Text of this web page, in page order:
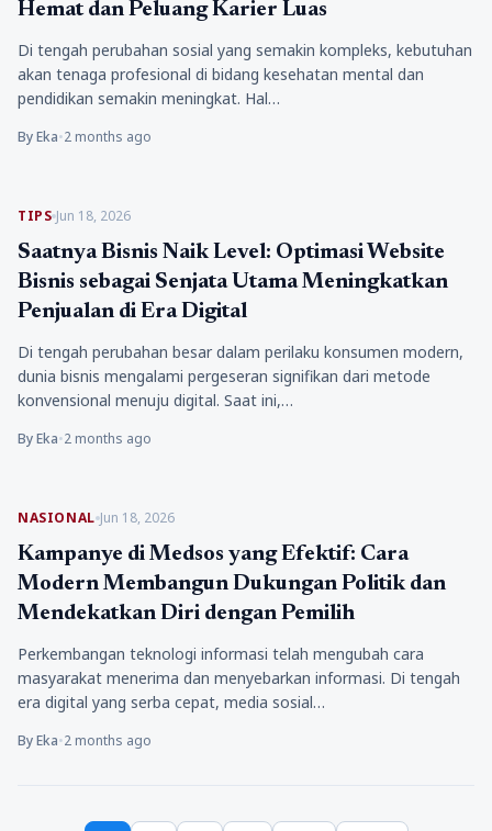
Hemat dan Peluang Karier Luas
Di tengah perubahan sosial yang semakin kompleks, kebutuhan
akan tenaga profesional di bidang kesehatan mental dan
pendidikan semakin meningkat. Hal…
By Eka•2 months ago
TIPS Jun 18, 2026
Saatnya Bisnis Naik Level: Optimasi Website
Bisnis sebagai Senjata Utama Meningkatkan
Penjualan di Era Digital
Di tengah perubahan besar dalam perilaku konsumen modern,
dunia bisnis mengalami pergeseran signifikan dari metode
konvensional menuju digital. Saat ini,…
By Eka•2 months ago
NASIONAL Jun 18, 2026
Kampanye di Medsos yang Efektif: Cara
Modern Membangun Dukungan Politik dan
Mendekatkan Diri dengan Pemilih
Perkembangan teknologi informasi telah mengubah cara
masyarakat menerima dan menyebarkan informasi. Di tengah
era digital yang serba cepat, media sosial…
By Eka•2 months ago